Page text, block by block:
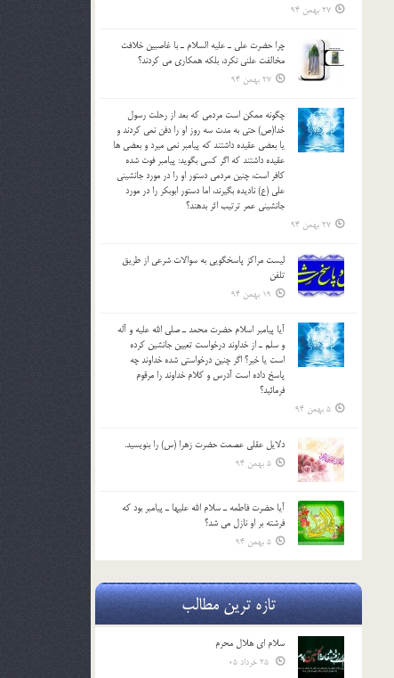
27 بهمن 94
چرا حضرت علي ـ عليه السلام ـ با غاصبين خلافت
مخالفت علني نکرد، بلكه همكاري مي کردند؟
27 بهمن 94
چگونه ممكن است مردمي كه بعد از رحلت رسول
خدا(ص) حتی به مدت سه روز او را دفن نمي كردند و
یا بعضي عقيده داشتند كه پيامبر نمي ميرد و بعضي ها
عقيده داشتند كه اگر كسي بگويد: پيامبر فوت شده
كافر است، چنین مردمی دستور او را در مورد جانشيني
علي (ع) ناديده بگيرند، اما دستور ابوبكر را در مورد
جانشيني عمر ترتیب اثر بدهند؟
27 بهمن 94
لیست مراکز پاسخگویی به سوالات شرعی از طریق
تلفن
19 بهمن 94
آيا پيامبر اسلام حضرت محمد ـ صلي الله عليه و آله
و سلم ـ از خداوند درخواست تعيين جانشين کرده
است يا خير؟ اگر چنين درخواستي شده خداوند چه
پاسخ داده است آدرس و کلام خداوند را مرقوم
فرمائيد؟
5 بهمن 94
دلايل عقلي عصمت حضرت زهرا (س) را بنويسيد.
5 بهمن 94
آيا حضرت فاطمه ـ سلام الله عليها ـ پيامبر بود كه
فرشته بر او نازل مي شد؟
5 بهمن 94
تازه ترین مطالب
سلام ای هلال محرم